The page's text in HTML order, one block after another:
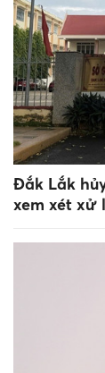
Đắk Lắk
xem xét xử